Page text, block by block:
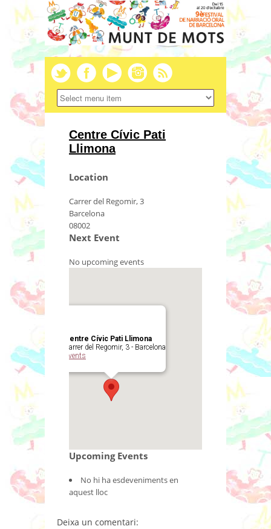
Centre Cívic Pati
Llimona
Location
Carrer del Regomir, 3
Barcelona
08002
Next Event
No upcoming events
Centre Cívic Pati Llimona
Carrer del Regomir, 3 - Barcelona
Events
Upcoming Events
No hi ha esdeveniments en
aquest lloc
Deixa un comentari: